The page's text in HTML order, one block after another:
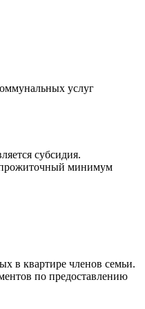
услуг
субсидия.
прожиточный минимум
в квартире членов семьи.
по предоставлению